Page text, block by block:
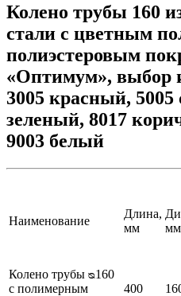
Колено трубы 160
стали с цветным
полиэстеровым
«Оптимум», выбор
3005 красный, 5005
зеленый, 8017
9003 белый
Наименование
Длина,
мм
мм
Колено трубы ᴓ160
с полимерным
400